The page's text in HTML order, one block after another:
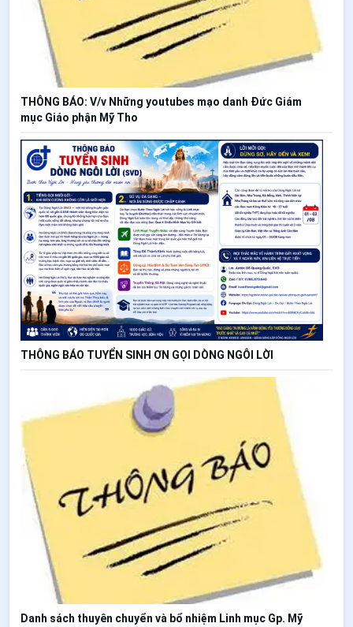
THÔNG BÁO: V/v Những youtubes mạo danh Đức Giám
mục Giáo phận Mỹ Tho
THÔNG BÁO TUYỂN SINH ƠN GỌI DÒNG NGÔI LỜI
Danh sách thuyên chuyển và bổ nhiệm Linh mục Gp. Mỹ